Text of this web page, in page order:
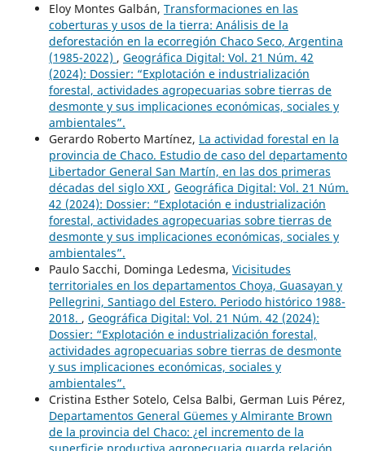
Eloy Montes Galbán, Transformaciones en las
coberturas y usos de la tierra: Análisis de la
deforestación en la ecorregión Chaco Seco, Argentina
(1985-2022) , Geográfica Digital: Vol. 21 Núm. 42
(2024): Dossier: “Explotación e industrialización
forestal, actividades agropecuarias sobre tierras de
desmonte y sus implicaciones económicas, sociales y
ambientales”.
Gerardo Roberto Martínez, La actividad forestal en la
provincia de Chaco. Estudio de caso del departamento
Libertador General San Martín, en las dos primeras
décadas del siglo XXI , Geográfica Digital: Vol. 21 Núm.
42 (2024): Dossier: “Explotación e industrialización
forestal, actividades agropecuarias sobre tierras de
desmonte y sus implicaciones económicas, sociales y
ambientales”.
Paulo Sacchi, Dominga Ledesma, Vicisitudes
territoriales en los departamentos Choya, Guasayan y
Pellegrini, Santiago del Estero. Periodo histórico 1988-
2018. , Geográfica Digital: Vol. 21 Núm. 42 (2024):
Dossier: “Explotación e industrialización forestal,
actividades agropecuarias sobre tierras de desmonte
y sus implicaciones económicas, sociales y
ambientales”.
Cristina Esther Sotelo, Celsa Balbi, German Luis Pérez,
Departamentos General Güemes y Almirante Brown
de la provincia del Chaco: ¿el incremento de la